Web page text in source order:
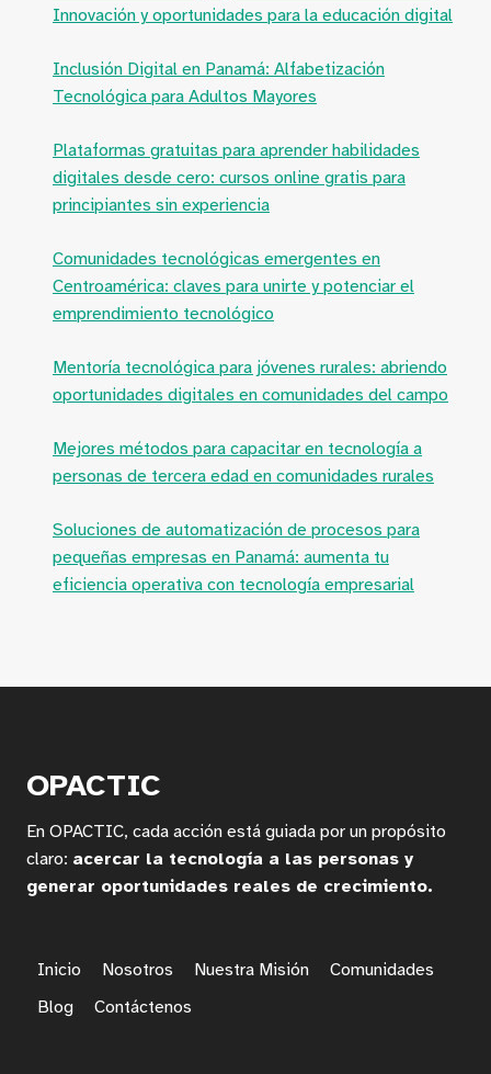
Innovación y oportunidades para la educación digital
Inclusión Digital en Panamá: Alfabetización
Tecnológica para Adultos Mayores
Plataformas gratuitas para aprender habilidades
digitales desde cero: cursos online gratis para
principiantes sin experiencia
Comunidades tecnológicas emergentes en
Centroamérica: claves para unirte y potenciar el
emprendimiento tecnológico
Mentoría tecnológica para jóvenes rurales: abriendo
oportunidades digitales en comunidades del campo
Mejores métodos para capacitar en tecnología a
personas de tercera edad en comunidades rurales
Soluciones de automatización de procesos para
pequeñas empresas en Panamá: aumenta tu
eficiencia operativa con tecnología empresarial
OPACTIC
En OPACTIC, cada acción está guiada por un propósito
claro: acercar la tecnología a las personas y
generar oportunidades reales de crecimiento.
Inicio Nosotros Nuestra Misión
Comunidades
Blog
Contáctenos